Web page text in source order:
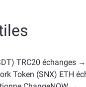
coin, ou d'un
incluent
avec des cas
similaires.
pour échange sur
TRC20 échanges →
Token (SNX) ETH